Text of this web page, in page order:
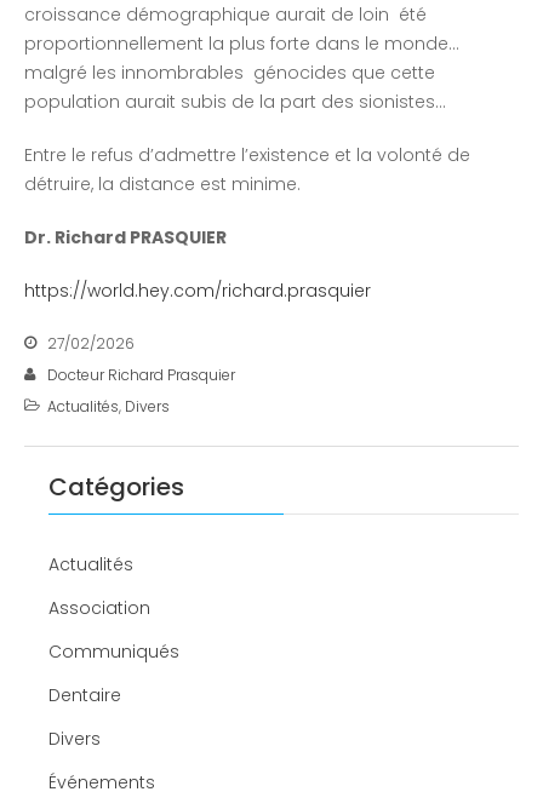
croissance démographique aurait de loin été
proportionnellement la plus forte dans le monde…
malgré les innombrables génocides que cette
population aurait subis de la part des sionistes…
Entre le refus d’admettre l’existence et la volonté de
détruire, la distance est minime.
Dr. Richard PRASQUIER
https://world.hey.com/richard.prasquier
27/02/2026
Docteur Richard Prasquier
Actualités, Divers
Catégories
Actualités
Association
Communiqués
Dentaire
Divers
Événements